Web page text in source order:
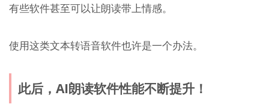
有些软件甚至可以让朗读带上情感。
使用这类文本转语音软件也许是一个办法。
此后，AI朗读软件性能不断提升！